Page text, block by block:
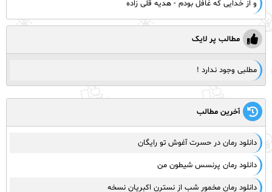
و از خدایی که غافل بودم - هدیه قلی زاده
مطالب پر لایک
مطلبی وجود ندارد !
آخرین مطالب
دانلود رمان در حسرت آغوش تو رایگان
دانلود رمان پرنسس شیطون من
دانلود رمان مخمور شب از نسترن اکبریان نسخه